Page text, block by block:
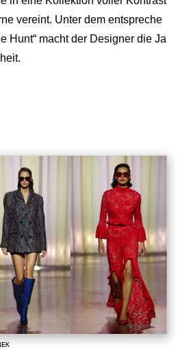
vereint. Unter dem entspreche
Hunt“ macht der Designer die Ja